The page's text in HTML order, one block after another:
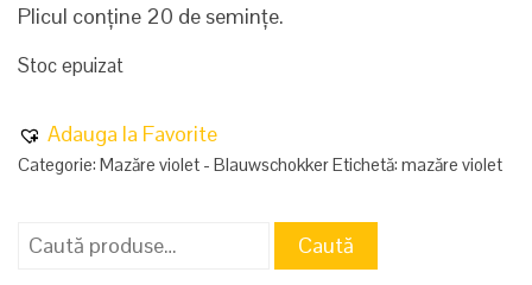
Plicul conține 20 de semințe.
Stoc epuizat
Adauga la Favorite
Categorie: Mazăre violet - BlauwschokkerEtichetă: mazăre violet
Caută
Caută